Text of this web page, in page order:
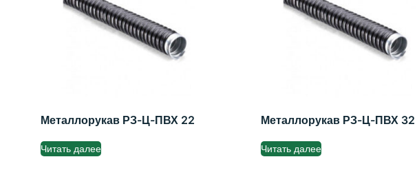
Металлорукав РЗ-Ц-ПВХ 22
Читать далее
Металлорукав РЗ-Ц-ПВХ 32
Читать далее